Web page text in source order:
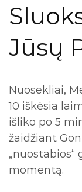
Jūsų
Nuosekliai,
10 iškėsia
išliko po 5
žaidžiant
„nuostabios“
momentą.